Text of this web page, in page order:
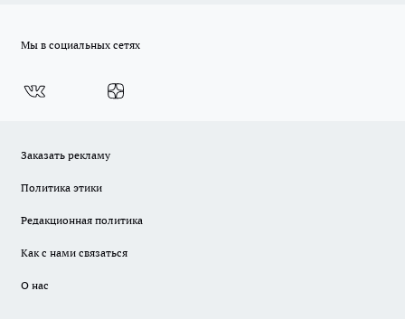
Мы в социальных сетях
Заказать рекламу
Политика этики
Редакционная политика
Как с нами связаться
О нас